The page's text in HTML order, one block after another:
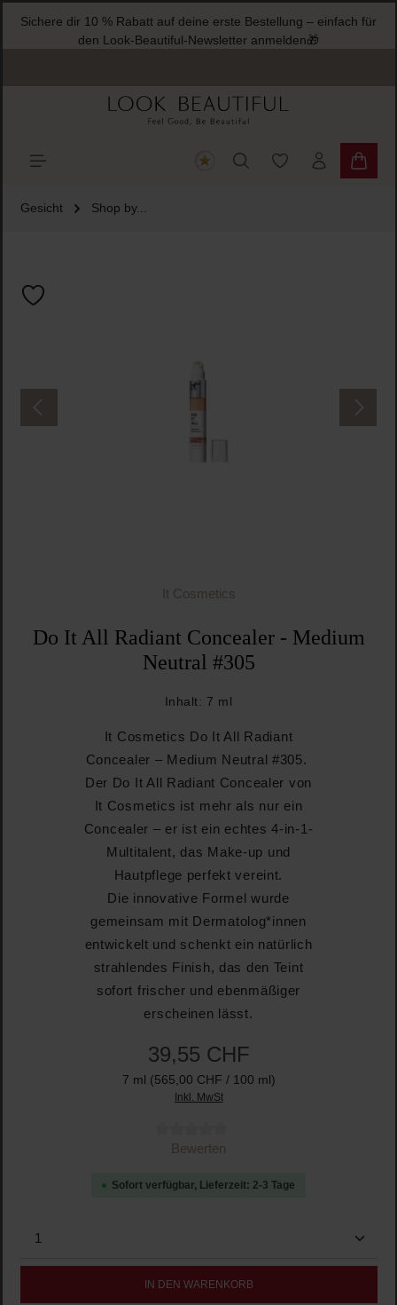
springen
Sichere dir 10 % Rabatt auf deine erste Bestellung – einfach für
den Look-Beautiful-Newsletter anmelden🎁
Du hast 0
Gesicht Shop by...
It Cosmetics
Do It All Radiant Concealer - Medium
Neutral #305
Inhalt: 7 ml
It Cosmetics Do It All Radiant
Concealer – Medium Neutral #305.
Der Do It All Radiant Concealer von
It Cosmetics ist mehr als nur ein
Concealer – er ist ein echtes 4-in-1-
Multitalent, das Make-up und
Hautpflege perfekt vereint.
Die innovative Formel wurde
gemeinsam mit Dermatolog*innen
entwickelt und schenkt ein natürlich
strahlendes Finish, das den Teint
sofort frischer und ebenmäßiger
erscheinen lässt.
39,55 CHF
7 ml (565,00 CHF / 100 ml)
Inkl. MwSt
Durchschnittliche Bewertung von 0 von 5 Sternen
Bewerten
Sofort verfügbar, Lieferzeit: 2-3 Tage
Produkt Anzahl: Gib den gewünschten Wert ein
IN DEN WARENKORB